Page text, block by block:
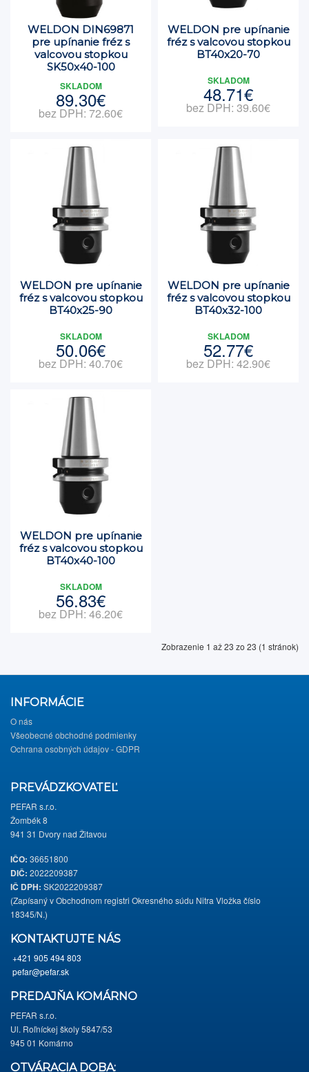
WELDON DIN69871
pre upínanie fréz s
valcovou stopkou
SK50x40-100
SKLADOM
89.30€
bez DPH: 72.60€
WELDON pre upínanie
fréz s valcovou stopkou
BT40x20-70
SKLADOM
48.71€
bez DPH: 39.60€
WELDON pre upínanie
fréz s valcovou stopkou
BT40x25-90
SKLADOM
50.06€
bez DPH: 40.70€
WELDON pre upínanie
fréz s valcovou stopkou
BT40x32-100
SKLADOM
52.77€
bez DPH: 42.90€
WELDON pre upínanie
fréz s valcovou stopkou
BT40x40-100
SKLADOM
56.83€
bez DPH: 46.20€
Zobrazenie 1 až 23 zo 23 (1 stránok)
INFORMÁCIE
O nás
Všeobecné obchodné podmienky
Ochrana osobných údajov - GDPR
PREVÁDZKOVATEĽ
PEFAR s.r.o.
Žombék 8
941 31 Dvory nad Žitavou
IČO: 36651800
DIČ: 2022209387
IČ DPH: SK2022209387
(Zapísaný v Obchodnom registri Okresného súdu Nitra Vložka číslo
18345/N.)
KONTAKTUJTE NÁS
+421 905 494 803
pefar@pefar.sk
PREDAJŇA KOMÁRNO
PEFAR s.r.o.
Ul. Roľníckej školy 5847/53
945 01 Komárno
OTVÁRACIA DOBA: